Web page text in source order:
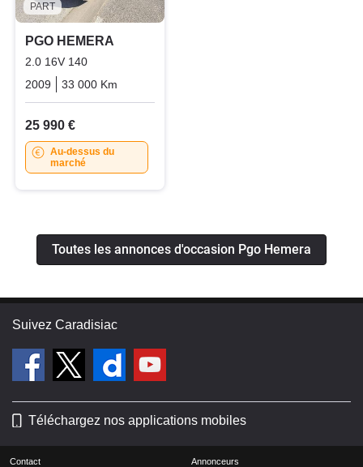
PART
PGO HEMERA
2.0 16V 140
2009
33 000 Km
25 990 €
Au-dessus du
marché
Toutes les annonces d'occasion Pgo Hemera
Suivez Caradisiac
Téléchargez nos applications mobiles
Contact Annonceurs